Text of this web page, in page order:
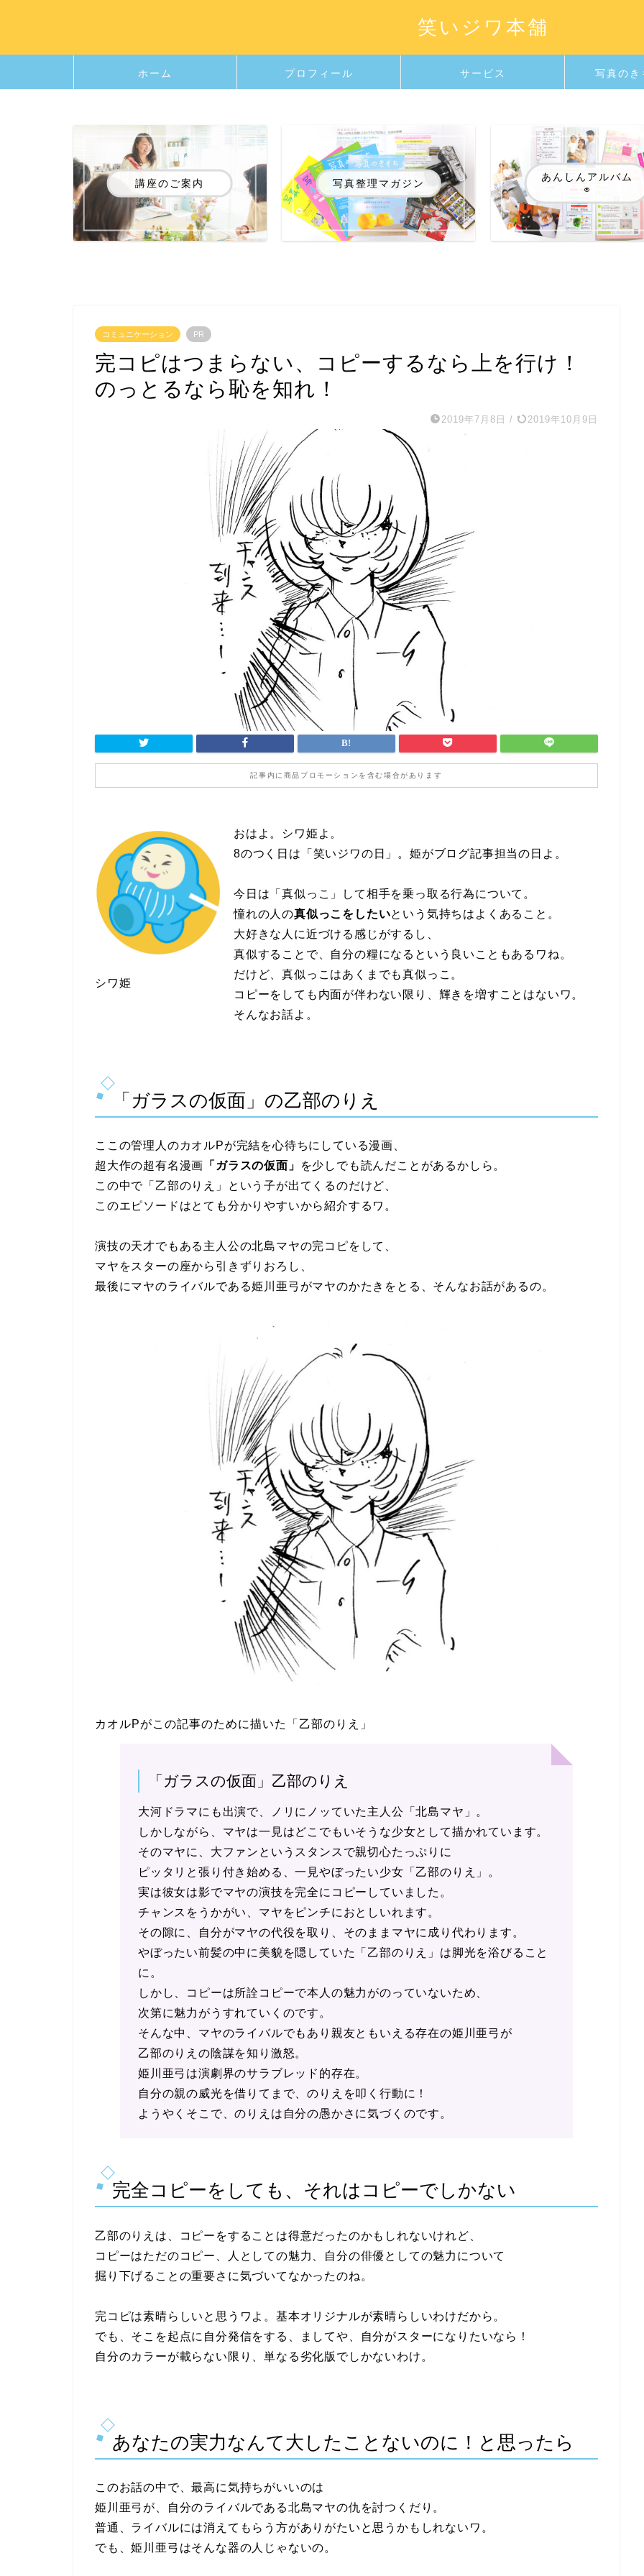
笑いジワ本舗
ホーム プロフィール サービス 写真のき
講座のご案内 写真整理マガジン
あんしんアルバム
®️
コミュニケーション PR
完コピはつまらない、コピーするなら上を行け！
のっとるなら恥を知れ！
2019年7月8日 / 2019年10月9日
記事内に商品プロモーションを含む場合があります
シワ姫
おはよ。シワ姫よ。
8のつく日は「笑いジワの日」。姫がブログ記事担当の日よ。
今日は「真似っこ」して相手を乗っ取る行為について。
憧れの人の真似っこをしたいという気持ちはよくあること。
大好きな人に近づける感じがするし、
真似することで、自分の糧になるという良いこともあるワね。
だけど、真似っこはあくまでも真似っこ。
コピーをしても内面が伴わない限り、輝きを増すことはないワ。
そんなお話よ。
「ガラスの仮面」の乙部のりえ
ここの管理人のカオルPが完結を心待ちにしている漫画、
超大作の超有名漫画 「ガラスの仮面」
を少しでも読んだことがあるかしら。
この中で「乙部のりえ」という子が出てくるのだけど、
このエピソードはとても分かりやすいから紹介するワ。
演技の天才でもある主人公の北島マヤの完コピをして、
マヤをスターの座から引きずりおろし、
最後にマヤのライバルである姫川亜弓がマヤのかたきをとる、そんなお話があるの。
カオルPがこの記事のために描いた「乙部のりえ」
「ガラスの仮面」乙部のりえ
大河ドラマにも出演で、ノリにノッていた主人公「北島マヤ」。
しかしながら、マヤは一見はどこでもいそうな少女として描かれています。
そのマヤに、大ファンというスタンスで親切心たっぷりに
ピッタリと張り付き始める、一見やぼったい少女「乙部のりえ」。
実は彼女は影でマヤの演技を完全にコピーしていました。
チャンスをうかがい、マヤをピンチにおとしいれます。
その隙に、自分がマヤの代役を取り、そのままマヤに成り代わります。
やぼったい前髪の中に美貌を隠していた「乙部のりえ」は脚光を浴びること
に。
しかし、コピーは所詮コピーで本人の魅力がのっていないため、
次第に魅力がうすれていくのです。
そんな中、マヤのライバルでもあり親友ともいえる存在の姫川亜弓が
乙部のりえの陰謀を知り激怒。
姫川亜弓は演劇界のサラブレッド的存在。
自分の親の威光を借りてまで、のりえを叩く行動に！
ようやくそこで、のりえは自分の愚かさに気づくのです。
完全コピーをしても、それはコピーでしかない
乙部のりえは、コピーをすることは得意だったのかもしれないけれど、
コピーはただのコピー、人としての魅力、自分の俳優としての魅力について
掘り下げることの重要さに気づいてなかったのね。
完コピは素晴らしいと思うワよ。基本オリジナルが素晴らしいわけだから。
でも、そこを起点に自分発信をする、ましてや、自分がスターになりたいなら！
自分のカラーが載らない限り、単なる劣化版でしかないわけ。
あなたの実力なんて大したことないのに！と思ったら
このお話の中で、最高に気持ちがいいのは
姫川亜弓が、自分のライバルである北島マヤの仇を討つくだり。
普通、ライバルには消えてもらう方がありがたいと思うかもしれないワ。
でも、姫川亜弓はそんな器の人じゃないの。